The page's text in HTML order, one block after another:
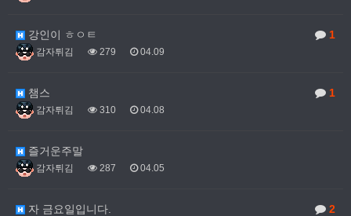
1
강인이 ㅎㅇㅌ
감자튀김 279 04.09
1
챔스
감자튀김 310 04.08
즐거운주말
감자튀김 287 04.05
2
자 금요일입니다.